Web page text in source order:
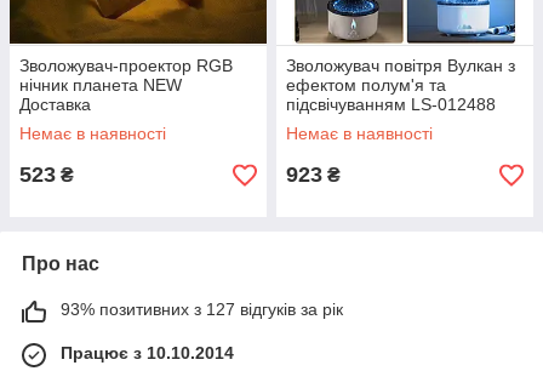
Зволожувач-проектор RGB
нічник планета NEW
Доставка
Немає в наявності
523 ₴
Зволожувач повітря Вулкан з
ефектом полум'я та
підсвічуванням LS-012488
Немає в наявності
923 ₴
Про нас
93% позитивних з 127 відгуків за рік
Працює з 10.10.2014